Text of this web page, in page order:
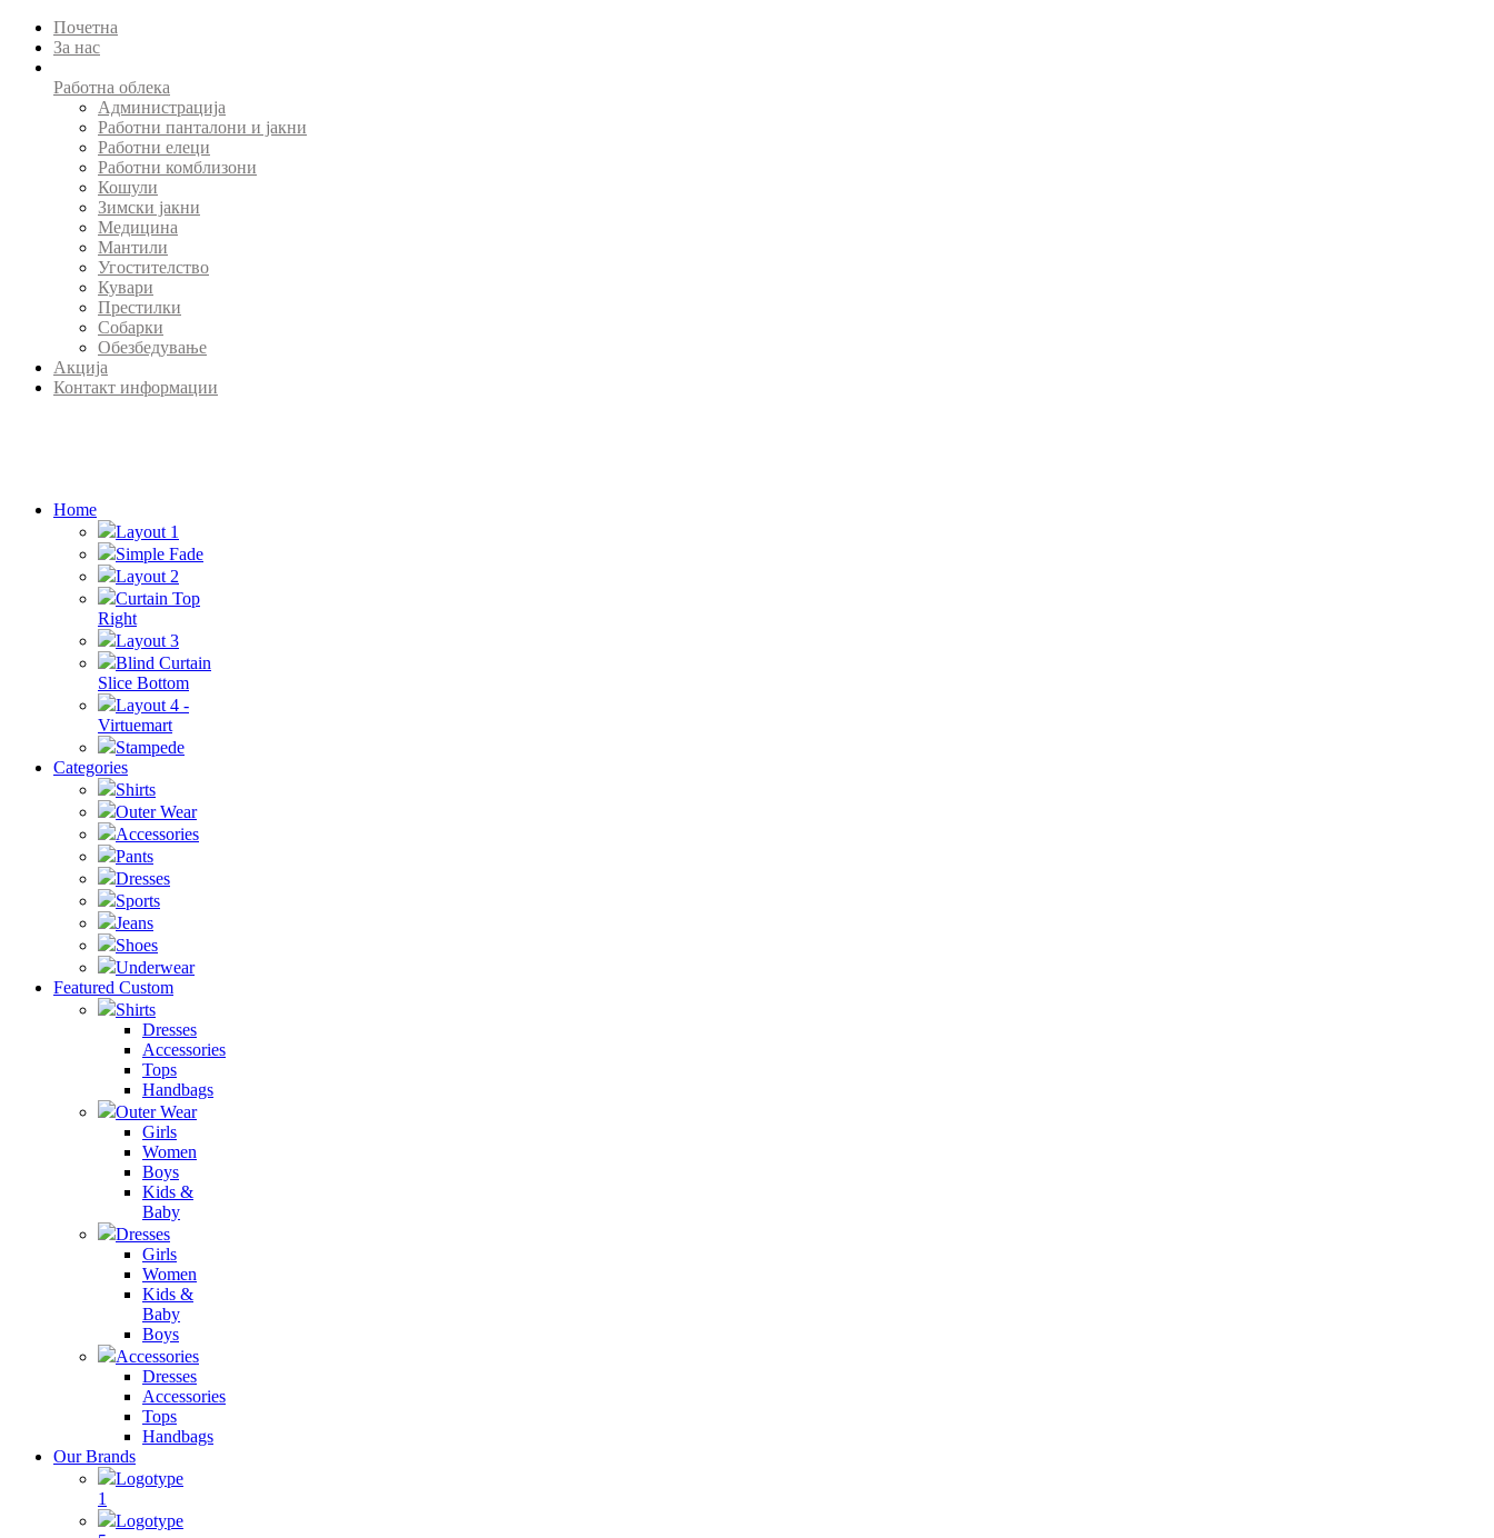
Почетна
За нас
Работна облека
Администрација
Работни панталони и јакни
Работни елеци
Работни комблизони
Кошули
Зимски јакни
Медицина
Мантили
Угостителство
Кувари
Престилки
Собарки
Обезбедување
Акција
Контакт информации
Home
Layout 1
Simple Fade
Layout 2
Curtain Top
Right
Layout 3
Blind Curtain
Slice Bottom
Layout 4 -
Virtuemart
Stampede
Categories
Shirts
Outer Wear
Accessories
Pants
Dresses
Sports
Jeans
Shoes
Underwear
Featured Custom
Shirts
Dresses
Accessories
Tops
Handbags
Outer Wear
Girls
Women
Boys
Kids &
Baby
Dresses
Girls
Women
Kids &
Baby
Boys
Accessories
Dresses
Accessories
Tops
Handbags
Our Brands
Logotype
1
Logotype